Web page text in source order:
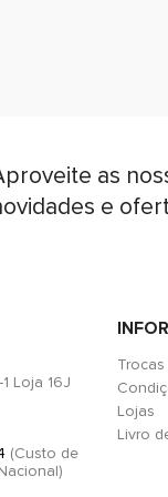
as
e
Loja 16J
(Custo de
Lojas
Livro